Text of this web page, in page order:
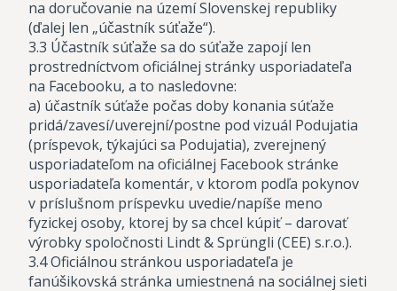
na doručovanie na území Slovenskej republiky
(ďalej len „účastník súťaže“).
3.3 Účastník súťaže sa do súťaže zapojí len
prostredníctvom oficiálnej stránky usporiadateľa
na Facebooku, a to nasledovne:
a) účastník súťaže počas doby konania súťaže
pridá/zavesí/uverejní/postne pod vizuál Podujatia
(príspevok, týkajúci sa Podujatia), zverejnený
usporiadateľom na oficiálnej Facebook stránke
usporiadateľa komentár, v ktorom podľa pokynov
v príslušnom príspevku uvedie/napíše meno
fyzickej osoby, ktorej by sa chcel kúpiť – darovať
výrobky spoločnosti Lindt & Sprüngli (CEE) s.r.o.).
3.4 Oficiálnou stránkou usporiadateľa je
fanúšikovská stránka umiestnená na sociálnej sieti